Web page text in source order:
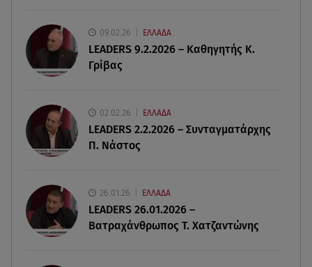
περιοχές - 400 φωτιές σε 10 μέρες
09.08.26 , 12:54
09.08.26 , 12:44
Ερυθρός Σταυρός: Άγρια επίθεση σε νοσηλεύτρια
στα Επείγοντα
09.08.26 , 12:28
Πάρος: Χωρίς ναυαγοσώστη η πισίνα του beach
bar όπου πνίγηκε ο 4χρονος
09.02.26 ΕΛΛΑΔΑ
LEADERS 9.2.2026 – Καθηγητής Κ.
Γρίβας
02.02.26 ΕΛΛΑΔΑ
LEADERS 2.2.2026 – Συνταγματάρχης
Π. Νάστος
26.01.26 ΕΛΛΑΔΑ
LEADERS 26.01.2026 –
Βατραχάνθρωπος Τ. Χατζαντώνης